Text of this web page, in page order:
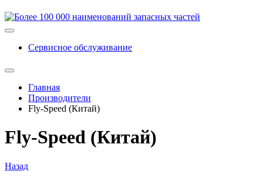
Сервисное обслуживание
Главная
Производители
Fly-Speed (Китай)
Fly-Speed (Китай)
Назад